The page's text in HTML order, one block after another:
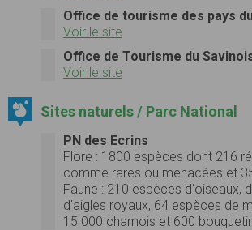
Office de tourisme des pays
Voir le site
Office de Tourisme du
Voir le site
Sites naturels / Parc National
PN des Ecrins
Flore : 1800 espèces dont 216
comme rares ou menacées et
Faune : 210 espèces d'oiseaux,
d'aigles royaux, 64 espèces de
15 000 chamois et 600